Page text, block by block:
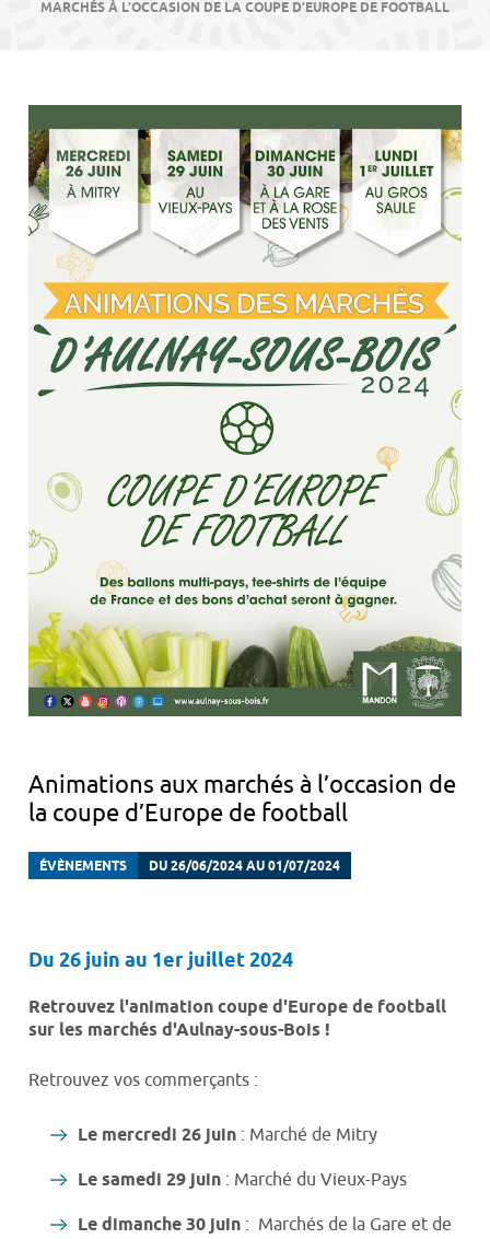
MARCHÉS À L’OCCASION DE LA COUPE D’EUROPE DE FOOTBALL
Animations aux marchés à l’occasion de
la coupe d’Europe de football
ÉVÈNEMENTS DU 26/06/2024 AU 01/07/2024
Du 26 juin au 1er juillet 2024
Retrouvez l'animation coupe d'Europe de football
sur les marchés d'Aulnay-sous-Bois !
Retrouvez vos commerçants :
Le mercredi 26 juin : Marché de Mitry
Le samedi 29 juin : Marché du Vieux-Pays
Le dimanche 30 juin : Marchés de la Gare et de